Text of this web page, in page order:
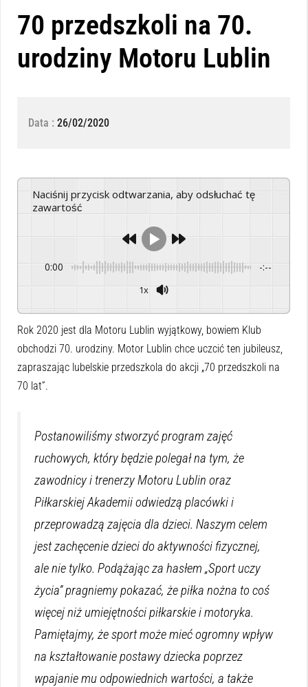
70 przedszkoli na 70.
urodziny Motoru Lublin
Data : 26/02/2020
Naciśnij przycisk odtwarzania, aby odsłuchać tę
zawartość
0:00 -:--
1x
Rok 2020 jest dla Motoru Lublin wyjątkowy, bowiem Klub
obchodzi 70. urodziny. Motor Lublin chce uczcić ten jubileusz,
zapraszając lubelskie przedszkola do akcji „70 przedszkoli na
70 lat”.
Postanowiliśmy stworzyć program zajęć
ruchowych, który będzie polegał na tym, że
zawodnicy i trenerzy Motoru Lublin oraz
Piłkarskiej Akademii odwiedzą placówki i
przeprowadzą zajęcia dla dzieci. Naszym celem
jest zachęcenie dzieci do aktywności fizycznej,
ale nie tylko. Podążając za hasłem „Sport uczy
życia” pragniemy pokazać, że piłka nożna to coś
więcej niż umiejętności piłkarskie i motoryka.
Pamiętajmy, że sport może mieć ogromny wpływ
na kształtowanie postawy dziecka poprzez
wpajanie mu odpowiednich wartości, a także